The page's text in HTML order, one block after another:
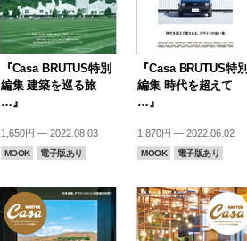
『Casa BRUTUS特別
編集 建築を巡る旅
…』
1,650円 — 2022.08.03
MOOK 電子版あり
『Casa BRUTUS特別
編集 時代を超えて
…』
1,870円 — 2022.06.02
MOOK 電子版あり